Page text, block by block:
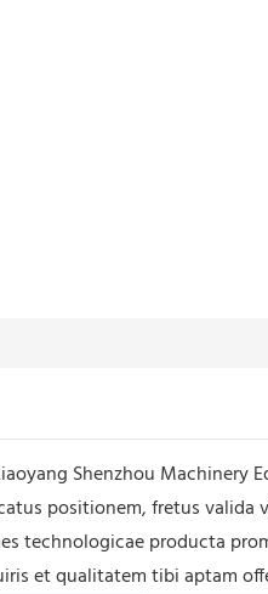
Shenzhou
positionem, fretus
technologicae producta
et qualitatem tibi aptam